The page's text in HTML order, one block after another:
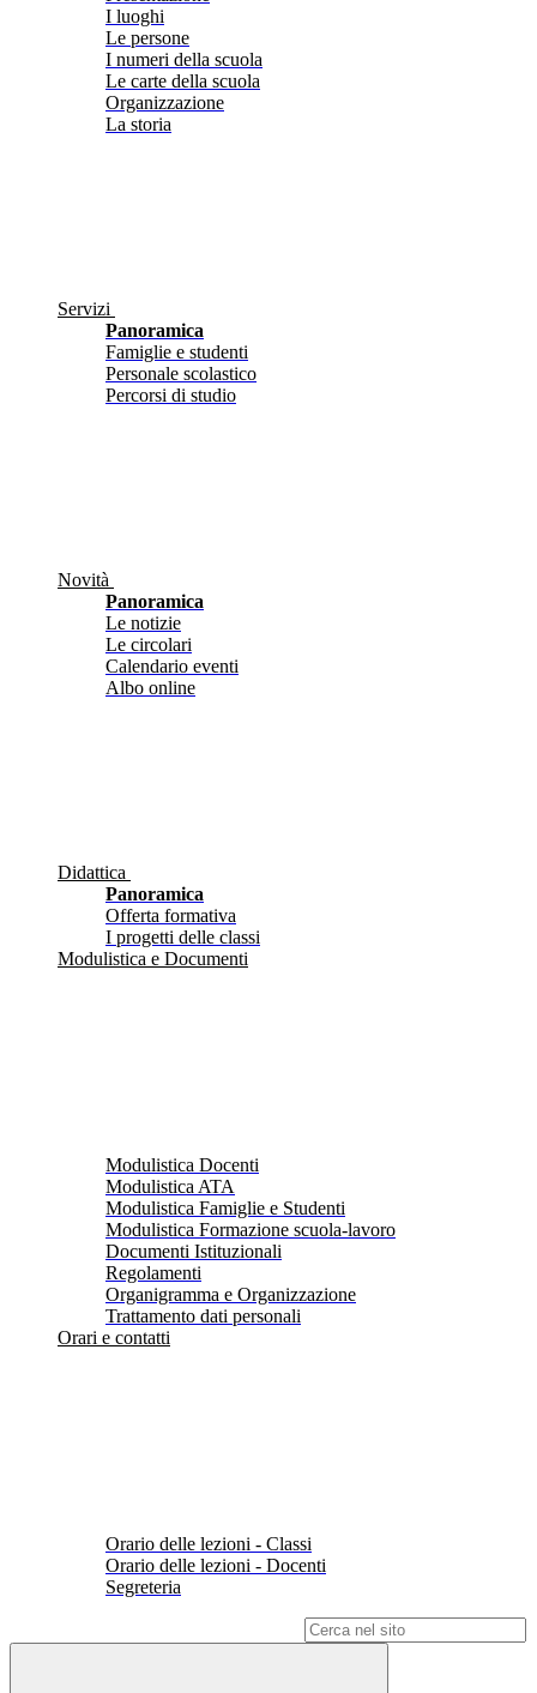
I luoghi
Le persone
I numeri della scuola
Le carte della scuola
Organizzazione
La storia
Servizi
Panoramica
Famiglie e studenti
Personale scolastico
Percorsi di studio
Novità
Panoramica
Le notizie
Le circolari
Calendario eventi
Albo online
Didattica
Panoramica
Offerta formativa
I progetti delle classi
Modulistica e Documenti
Modulistica Docenti
Modulistica ATA
Modulistica Famiglie e Studenti
Modulistica Formazione scuola-lavoro
Documenti Istituzionali
Regolamenti
Organigramma e Organizzazione
Trattamento dati personali
Orari e contatti
Orario delle lezioni - Classi
Orario delle lezioni - Docenti
Segreteria